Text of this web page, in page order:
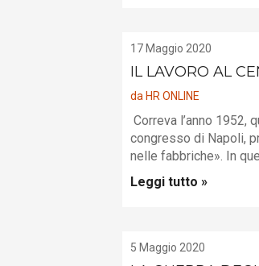
17 Maggio 2020
IL LAVORO AL
da HR ONLINE
Correva l’anno 1952,
congresso di Napoli,
nelle fabbriche». In
Leggi tutto »
5 Maggio 2020